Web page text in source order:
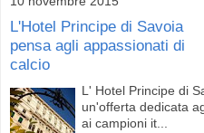
L'Hotel Principe di Savoia
pensa agli appassionati di
calcio
L' Hotel Principe di
un'offerta dedicata
ai campioni it...